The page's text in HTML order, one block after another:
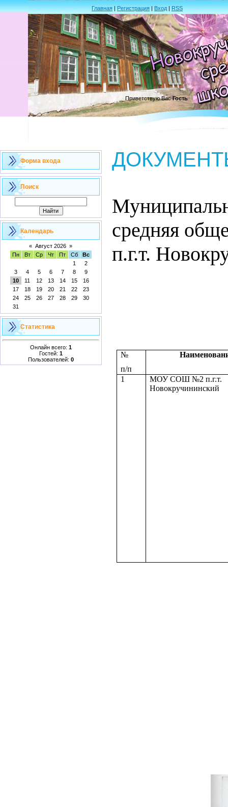
Главная|Регистрация|Вход|RSS
Приветствую Вас Гость
Форма входа
Поиск
Календарь
« Август 2026 »
Пн
Вт Ср Чт Пт Сб
Вс
1
2
3
4 5 6 7 8
9
10
11 12 13 14 15
16
17
18 19 20 21 22
23
24
25 26 27 28 29
30
31
Статистика
Онлайн всего: 1
Гостей: 1
Пользователей: 0
средняя
п.г.т.
№
п/п
1
МОУ СОШ №2 п.г.т.
Новокручининский